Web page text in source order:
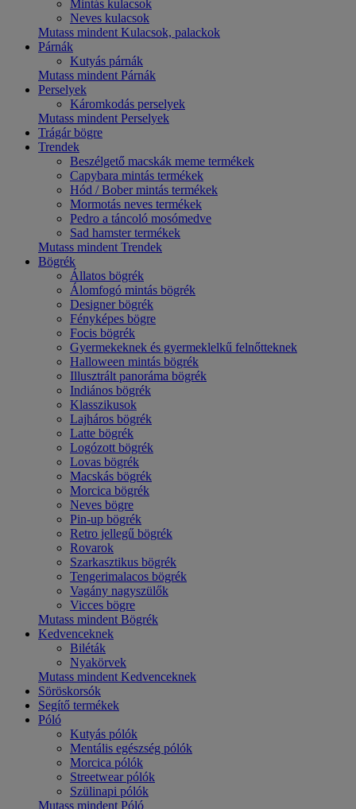
Mintás kulacsok
Neves kulacsok
Mutass mindent Kulacsok, palackok
Párnák
Kutyás párnák
Mutass mindent Párnák
Perselyek
Káromkodás perselyek
Mutass mindent Perselyek
Trágár bögre
Trendek
Beszélgető macskák meme termékek
Capybara mintás termékek
Hód / Bober mintás termékek
Mormotás neves termékek
Pedro a táncoló mosómedve
Sad hamster termékek
Mutass mindent Trendek
Bögrék
Állatos bögrék
Álomfogó mintás bögrék
Designer bögrék
Fényképes bögre
Focis bögrék
Gyermekeknek és gyermeklelkű felnőtteknek
Halloween mintás bögrék
Illusztrált panoráma bögrék
Indiános bögrék
Klasszikusok
Lajháros bögrék
Latte bögrék
Logózott bögrék
Lovas bögrék
Macskás bögrék
Morcica bögrék
Neves bögre
Pin-up bögrék
Retro jellegű bögrék
Rovarok
Szarkasztikus bögrék
Tengerimalacos bögrék
Vagány nagyszülők
Vicces bögre
Mutass mindent Bögrék
Kedvenceknek
Biléták
Nyakörvek
Mutass mindent Kedvenceknek
Söröskorsók
Segítő termékek
Póló
Kutyás pólók
Mentális egészség pólók
Morcica pólók
Streetwear pólók
Szülinapi pólók
Mutass mindent Póló